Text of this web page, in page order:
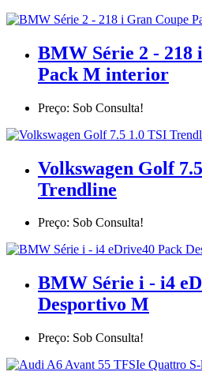
BMW Série 2 - 218
Pack M interior
Preço: Sob Consulta!
Volkswagen Golf
Trendline
Preço: Sob Consulta!
BMW Série i - i4
Desportivo M
Preço: Sob Consulta!